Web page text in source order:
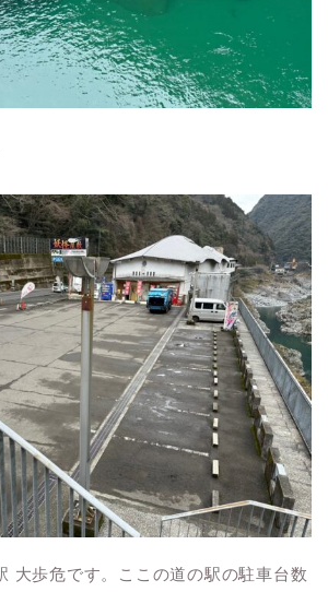
大歩危です。ここの道の駅の駐車台数